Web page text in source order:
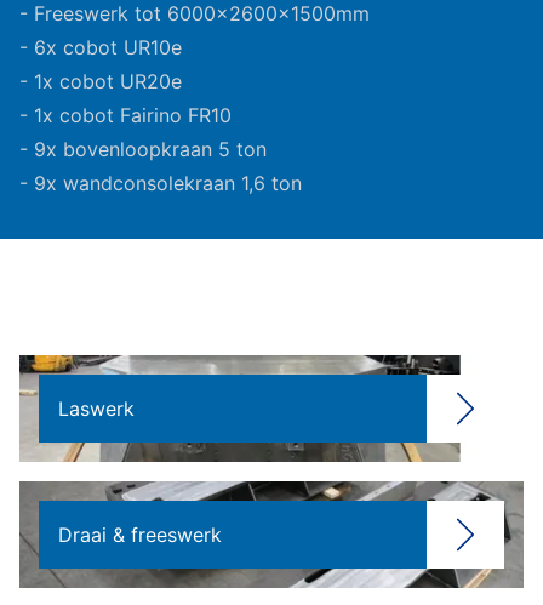
- Freeswerk tot 6000x2600x1500mm
- 6x cobot UR10e
- 1x cobot UR20e
- 1x cobot Fairino FR10
- 9x bovenloopkraan 5 ton
- 9x wandconsolekraan 1,6 ton
Laswerk
Draai & freeswerk